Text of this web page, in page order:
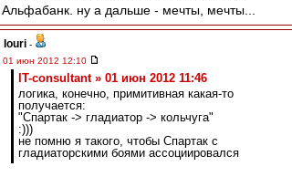
Альфабанк. ну а дальше - мечты, мечты...
Iouri -
01 июн 2012 12:10
IT-consultant » 01 июн 2012 11:46
логика, конечно, примитивная какая-то
получается:
"Спартак -> гладиатор -> кольчуга"
:)))
не помню я такого, чтобы Спартак с
гладиаторскими боями ассоциировался